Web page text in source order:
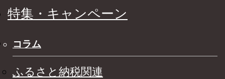
特集・キャンペーン
コラム
ふるさと納税関連